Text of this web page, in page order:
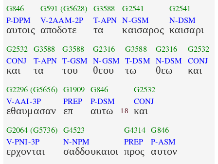
G846
P-DPM
αυτοις
G591 (G5628)
V-2AAM-2P
αποδοτε
G3588
T-APN
τα
G2541
N-GSM
καισαρος
G2541
N-DSM
καισαρι
G2532
CONJ
και
G3588
T-APN
τα
G3588
T-GSM
του
G2316
N-GSM
θεου
G3588
T-DSM
τω
G2316
N-DSM
θεω
G2532
CONJ
και
G2296 (G5656)
V-AAI-3P
εθαυμασαν
G1909
PREP
επ
G846
P-DSM
αυτω 18
G2532
CONJ
και
G2064 (G5736)
V-PNI-3P
ερχονται
G4523
N-NPM
σαδδουκαιοι
G4314
PREP
προς
G846
P-ASM
αυτον